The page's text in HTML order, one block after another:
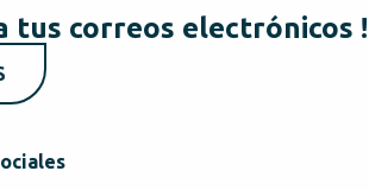
tus correos electrónicos !